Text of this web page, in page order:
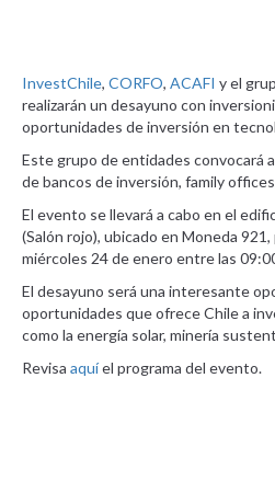
InvestChile, CORFO, ACAFI y el
realizarán un desayuno con
oportunidades de inversión en
Este grupo de entidades convocará
de bancos de inversión, family
El evento se llevará a cabo en el
(Salón rojo), ubicado en Moneda
miércoles 24 de enero entre las
El desayuno será una interesante
oportunidades que ofrece Chile a
como la energía solar, minería
Revisa aquíel programa del evento.